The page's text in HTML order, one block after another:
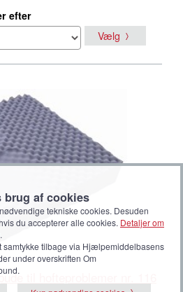
efter
Vælg
til hofteproblemer nr. 116
af cookies
tekniske cookies. Desuden
du accepterer alle cookies. Detaljer om
.
samtykke tilbage via Hjælpemiddelbasens
under overskriften Om